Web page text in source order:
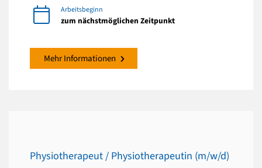
Arbeitsbeginn
zum nächstmöglichen Zeitpunkt
Mehr Informationen
Physiotherapeut / Physiotherapeutin (m/w/d)